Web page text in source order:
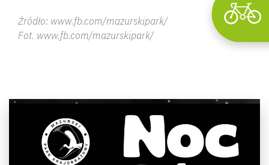
Źródło: www.fb.com/mazurskipark/
Fot. www.fb.com/mazurskipark/